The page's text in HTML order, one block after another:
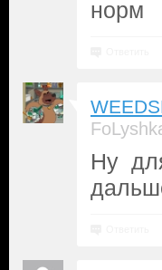
норм
Ну